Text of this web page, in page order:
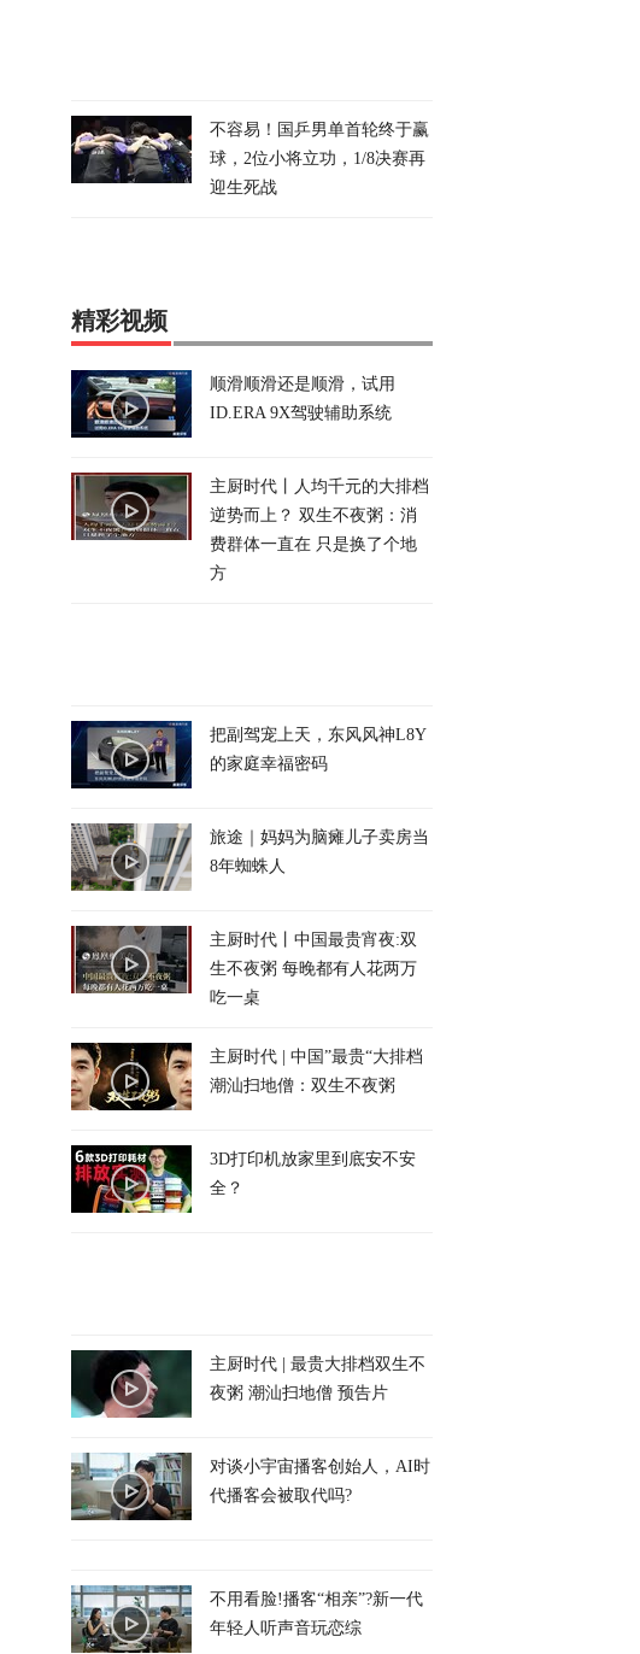
不容易！国乒男单首轮终于赢
球，2位小将立功，1/8决赛再
迎生死战
精彩视频
顺滑顺滑还是顺滑，试用
ID.ERA 9X驾驶辅助系统
主厨时代丨人均千元的大排档
逆势而上？ 双生不夜粥：消
费群体一直在 只是换了个地
方
把副驾宠上天，东风风神L8Y
的家庭幸福密码
旅途｜妈妈为脑瘫儿子卖房当
8年蜘蛛人
主厨时代丨中国最贵宵夜:双
生不夜粥 每晚都有人花两万
吃一桌
主厨时代 | 中国”最贵“大排档
潮汕扫地僧：双生不夜粥
3D打印机放家里到底安不安
全？
主厨时代 | 最贵大排档双生不
夜粥 潮汕扫地僧 预告片
对谈小宇宙播客创始人，AI时
代播客会被取代吗?
不用看脸!播客“相亲”?新一代
年轻人听声音玩恋综